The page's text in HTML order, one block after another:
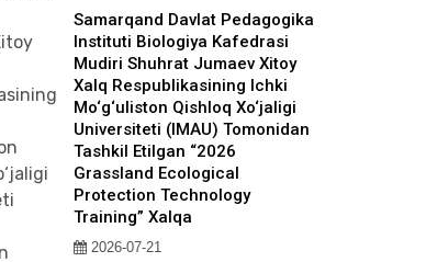
Samarqand Davlat Pedagogika
Instituti Biologiya Kafedrasi
Mudiri Shuhrat Jumaev Xitoy
Xalq Respublikasining Ichki
Mo‘g‘uliston Qishloq Xo‘jaligi
Universiteti (IMAU) Tomonidan
Tashkil Etilgan “2026
Grassland Ecological
Protection Technology
Training” Xalqa
2026-07-21